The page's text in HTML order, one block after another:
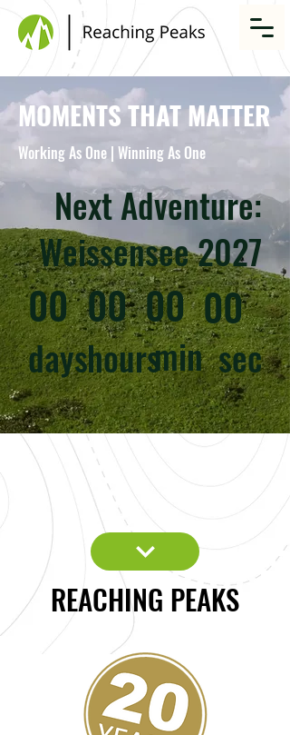
MOMENTS THAT MATTER
Working As One | Winning As One
Next Adventure:
Weissensee 2027
00
days
00
hours
00
min
00
sec
REACHING PEAKS